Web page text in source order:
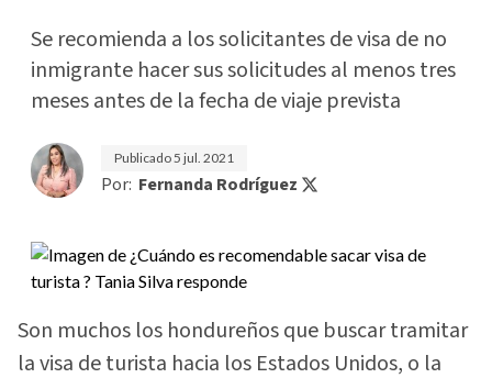
Se recomienda a los solicitantes de visa de no
inmigrante hacer sus solicitudes al menos tres
meses antes de la fecha de viaje prevista
Publicado5 jul. 2021
Por: Fernanda Rodríguez
Son muchos los hondureños que buscar tramitar
la visa de turista hacia los Estados Unidos, o la